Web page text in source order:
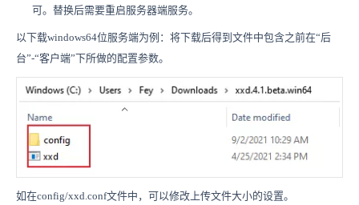
可。替换后需要重启服务器端服务。
以下载windows64位服务端为例：将下载后得到文件中包含之前在“后
台”-“客户端”下所做的配置参数。
如在config/xxd.conf文件中，可以修改上传文件大小的设置。